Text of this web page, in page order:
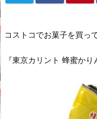
コストコでお菓子を買っ
『東京カリント 蜂蜜かり